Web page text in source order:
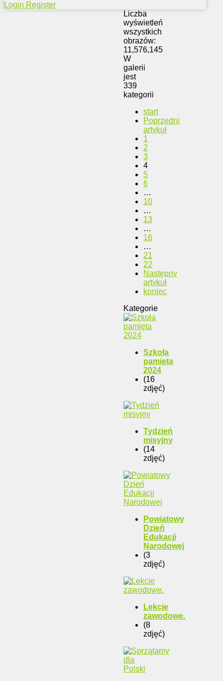
Login Register
Liczba
wyświetleń
wszystkich
obrazów:
11,576,145
W
galerii
jest
339
kategorii
start
Poprzedni
artykuł
1
2
3
4
5
6
…
10
…
13
…
16
…
21
22
Następny
artykuł
koniec
Kategorie
Szkoła
pamięta
2024
(16
zdjęć)
Tydzień
misyjny
(14
zdjęć)
Powiatowy
Dzień
Edukacji
Narodowej
(3
zdjęć)
Lekcje
zawodowe.
(8
zdjęć)